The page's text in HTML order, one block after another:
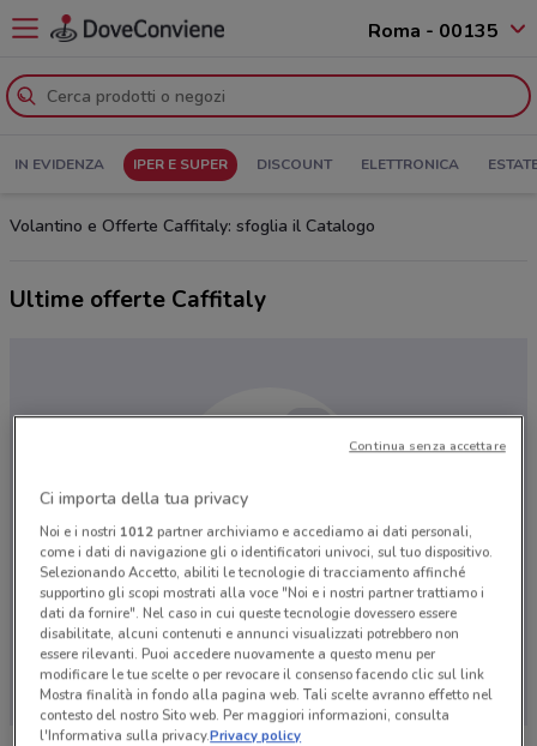
Roma - 00135
IN EVIDENZA IPER E SUPER DISCOUNT ELETTRONICA
Volantino e Offerte Caffitaly: sfoglia il Catalogo
Ultime offerte Caffitaly
Ci dispiace, al momento non abbiamo pubblicato
volantini nella tua zona. Riprova più tardi.
Ci importa della tua privacy
Noi e i nostri 1012partner archiviamo e accediamo ai dati personali,
come i dati di navigazione gli o identificatori univoci, sul tuo dispositivo.
Selezionando Accetto, abiliti le tecnologie di tracciamento affinché
supportino gli scopi mostrati alla voce "Noi e i nostri partner trattiamo i
dati da fornire". Nel caso in cui queste tecnologie dovessero essere
disabilitate, alcuni contenuti e annunci visualizzati potrebbero non
essere rilevanti. Puoi accedere nuovamente a questo menu per
modificare le tue scelte o per revocare il consenso facendo clic sul link
Mostra finalità in fondo alla pagina web. Tali scelte avranno effetto nel
contesto del nostro Sito web. Per maggiori informazioni, consulta
l'Informativa sulla privacy.Privacy policy
Continua senza accettare